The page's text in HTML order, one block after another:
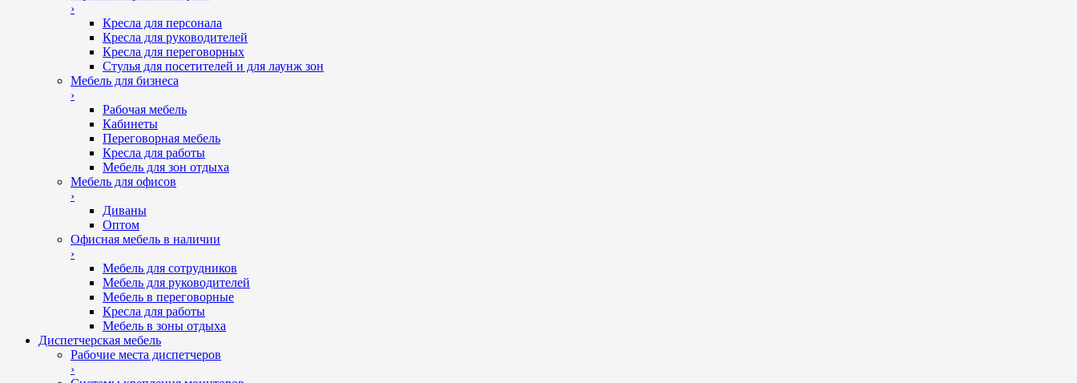
›
Кресла для персонала
Кресла для руководителей
Кресла для переговорных
Стулья для посетителей и для лаунж зон
Мебель для бизнеса
›
Рабочая мебель
Кабинеты
Переговорная мебель
Кресла для работы
Мебель для зон отдыха
Мебель для офисов
›
Диваны
Оптом
Офисная мебель в наличии
›
Мебель для сотрудников
Мебель для руководителей
Мебель в переговорные
Кресла для работы
Мебель в зоны отдыха
Диспетчерская мебель
Рабочие места диспетчеров
›